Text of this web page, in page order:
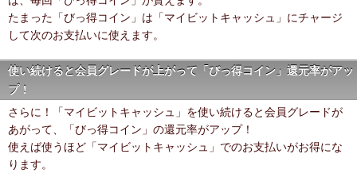
たまった「びっ得コイン」は「マイビットキャッシュ」にチャージ
して次のお支払いに使えます。
使い続けると会員グレードが上がって「びっ得コイン」還元率がアッ
プ！
さらに！「マイビットキャッシュ」を使い続けると会員グレードが
あがって、「びっ得コイン」の還元率がアップ！
使えば使うほど「マイビットキャッシュ」でのお支払いがお得にな
ります。